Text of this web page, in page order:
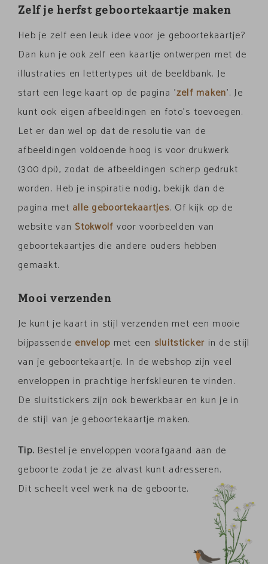
Zelf je herfst geboortekaartje maken
Heb je zelf een leuk idee voor je geboortekaartje?
Dan kun je ook zelf een kaartje ontwerpen met de
illustraties en lettertypes uit de beeldbank. Je
start een lege kaart op de pagina 'zelf maken'. Je
kunt ook eigen afbeeldingen en foto's toevoegen.
Let er dan wel op dat de resolutie van de
afbeeldingen voldoende hoog is voor drukwerk
(300 dpi), zodat de afbeeldingen scherp gedrukt
worden. Heb je inspiratie nodig, bekijk dan de
pagina met alle geboortekaartjes. Of kijk op de
website van Stokwolf voor voorbeelden van
geboortekaartjes die andere ouders hebben
gemaakt.
Mooi verzenden
Je kunt je kaart in stijl verzenden met een mooie
bijpassende envelop met een sluitsticker in de stijl
van je geboortekaartje. In de webshop zijn veel
enveloppen in prachtige herfskleuren te vinden.
De sluitstickers zijn ook bewerkbaar en kun je in
de stijl van je geboortekaartje maken.
Tip. Bestel je enveloppen voorafgaand aan de
geboorte zodat je ze alvast kunt adresseren.
Dit scheelt veel werk na de geboorte.